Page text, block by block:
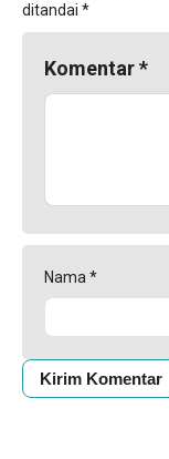
ditandai *
Komentar*
Nama *